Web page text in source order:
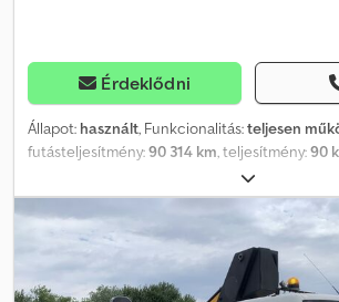
Érdeklődni
Állapot: használt, Funkcionalitás:teljesen
futásteljesítmény:90 314 km , teljesítmény:90
, üzemanyagtípus:
3 500 kg, gumiabroncs állapota:80 százalék,
4x2, szín:fehér mechanikai ,
, ülések száma: , Gyártási év: 2014, üzemórák:
Felszereltség:
ABS, szervokormány
, Renault
MX200 – 20 m Maximális munkamagasság: 20